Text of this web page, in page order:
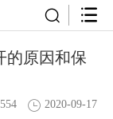
的原因和保
554 2020-09-17